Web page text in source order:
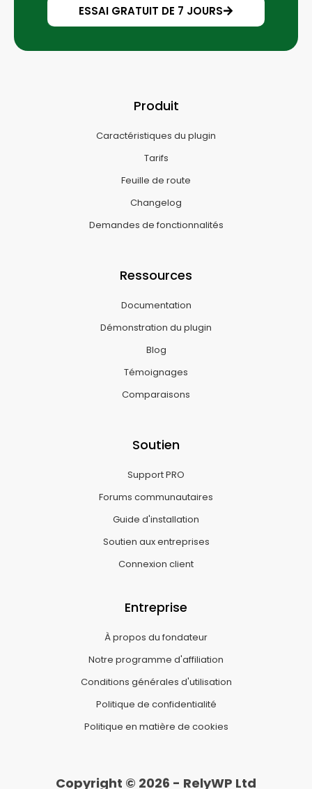
ESSAI GRATUIT DE 7 JOURS
Produit
Caractéristiques du plugin
Tarifs
Feuille de route
Changelog
Demandes de fonctionnalités
Ressources
Documentation
Démonstration du plugin
Blog
Témoignages
Comparaisons
Soutien
Support PRO
Forums communautaires
Guide d'installation
Soutien aux entreprises
Connexion client
Entreprise
À propos du fondateur
Notre programme d'affiliation
Conditions générales d'utilisation
Politique de confidentialité
Politique en matière de cookies
Copyright © 2026 - RelyWP Ltd